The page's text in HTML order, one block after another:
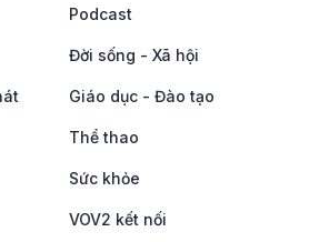
Podcast
Đời sống - Xã hội
Giáo dục - Đào tạo
Thể thao
Sức khỏe
VOV2 kết nối